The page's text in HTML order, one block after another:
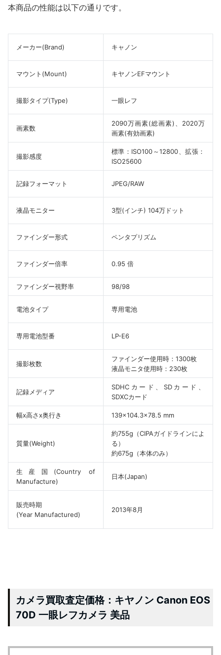
本商品の性能は以下の通りです。
メーカー(Brand) キャノン
マウント(Mount) キヤノンEFマウント
撮影タイプ(Type) 一眼レフ
画素数
2090万画素(総画素)、2020万
画素(有効画素)
撮影感度
標準：ISO100～12800、拡張：
ISO25600
記録フォーマット JPEG/RAW
液晶モニター 3型(インチ) 104万ドット
ファインダー形式 ペンタプリズム
ファインダー倍率 0.95 倍
ファインダー視野率 98/98
電池タイプ 専用電池
専用電池型番 LP-E6
撮影枚数
ファインダー使用時：1300枚
液晶モニタ使用時：230枚
記録メディア
SDHCカード、SDカード、
SDXCカード
幅x高さx奥行き 139×104.3×78.5 mm
質量(Weight)
約755g（CIPAガイドラインによ
る）
約675g（本体のみ）
生産国(Country of
Manufacture)
日本(Japan)
販売時期
(Year Manufactured)
2013年8月
カメラ買取査定価格：キヤノン Canon EOS
70D 一眼レフカメラ 美品